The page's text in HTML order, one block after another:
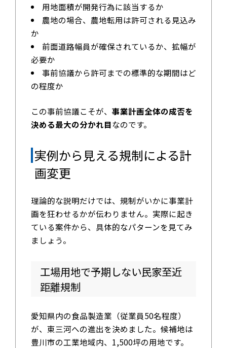
用地面積が開発行為に該当するか
農地の場合、農地転用は許可される見込み
か
前面道路幅員が確保されているか、拡幅が
必要か
事前協議から許可までの標準的な期間はど
の程度か
この事前協議こそが、 事業計画全体の成否を
決める最大の分かれ目なのです。
実例から見える規制による計
画変更
理論的な説明だけでは、規制がいかに事業計
画を狂わせるかが伝わりません。実際に起き
ている案件から、具体的なパターンを見てみ
ましょう。
工場用地で予期しない民家至近
距離規制
愛知県内の食品製造業（従業員50名程度）
が、東三河への進出を決めました。候補地は
豊川市の工業地域内、1,500坪の用地です。